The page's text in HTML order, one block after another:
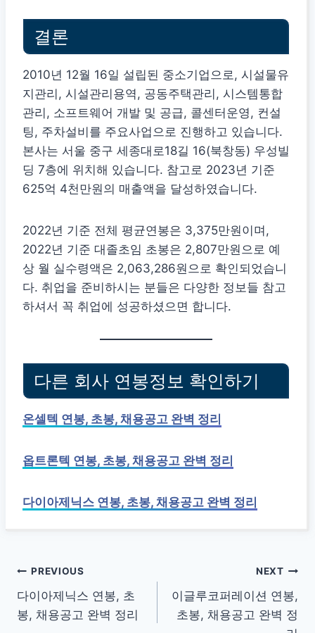
결론
2010년 12월 16일 설립된 중소기업으로, 시설물유
지관리, 시설관리용역, 공동주택관리, 시스템통합
관리, 소프트웨어 개발 및 공급, 콜센터운영, 컨설
팅, 주차설비를 주요사업으로 진행하고 있습니다.
본사는 서울 중구 세종대로18길 16(북창동) 우성빌
딩 7층에 위치해 있습니다. 참고로 2023년 기준
625억 4천만원의 매출액을 달성하였습니다.
2022년 기준 전체 평균연봉은 3,375만원이며,
2022년 기준 대졸초임 초봉은 2,807만원으로 예
상 월 실수령액은 2,063,286원으로 확인되었습니
다. 취업을 준비하시는 분들은 다양한 정보들 참고
하셔서 꼭 취업에 성공하셨으면 합니다.
다른 회사 연봉정보 확인하기
온셀텍 연봉, 초봉, 채용공고 완벽 정리
옵트론텍 연봉, 초봉, 채용공고 완벽 정리
다이아제닉스 연봉, 초봉, 채용공고 완벽 정리
글
탐
PREVIOUS
다이아제닉스 연봉, 초
봉, 채용공고 완벽 정리
NEXT
이글루코퍼레이션 연봉,
초봉, 채용공고 완벽 정